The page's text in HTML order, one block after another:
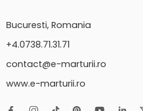
Bucuresti, Romania
+4.0738.71.31.71
contact@e-marturii.ro
www.e-marturii.ro